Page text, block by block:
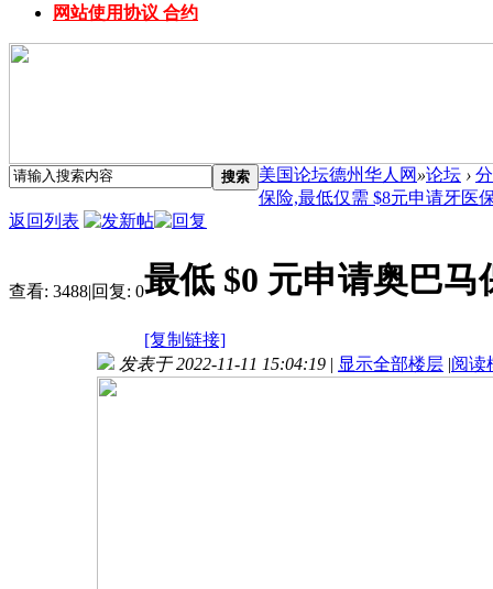
网站使用协议 合约
搜索 美国论坛德州华人网 »论坛 ›
保险,最低仅需 $8元申请牙医
返回列表
查看: 3488|回复: 0最低 $0 元申请奥巴
[复制链接]
发表于 2022-11-11 15:04:19 | 显示全部楼层 |阅读